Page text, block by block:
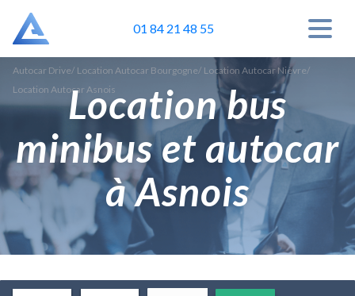
01 84 21 48 55
Autocar Drive/ Location Autocar Bourgogne/ Location Autocar Nièvre/
Location Autocar AsnoisLocation bus
minibus et autocar
à Asnois